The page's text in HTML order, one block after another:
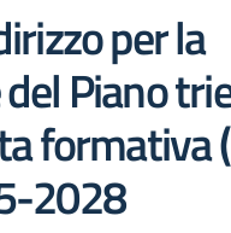
per la
Piano
formativa
2028